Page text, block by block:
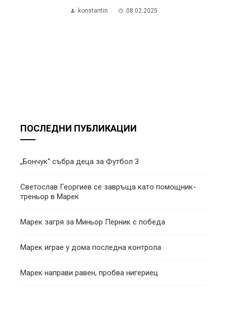
konstantin 08.02.2025
ПОСЛЕДНИ ПУБЛИКАЦИИ
„Бончук“ събра деца за Футбол 3
Светослав Георгиев се завръща като помощник-
треньор в Марек
Марек загря за Миньор Перник с победа
Марек играе у дома последна контрола
Марек направи равен, пробва нигериец